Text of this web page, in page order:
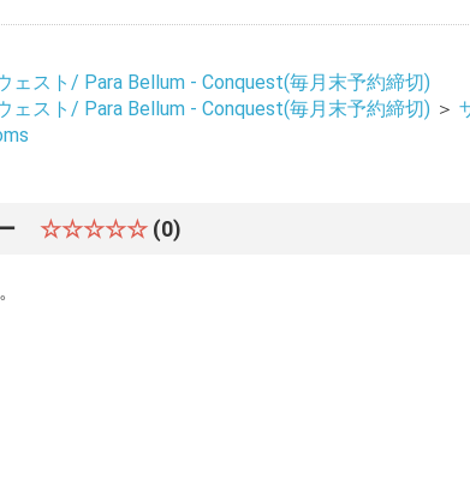
ェスト/ Para Bellum - Conquest(毎月末予約締切)
ェスト/ Para Bellum - Conquest(毎月末予約締切) ＞
☆☆☆☆☆ (0)